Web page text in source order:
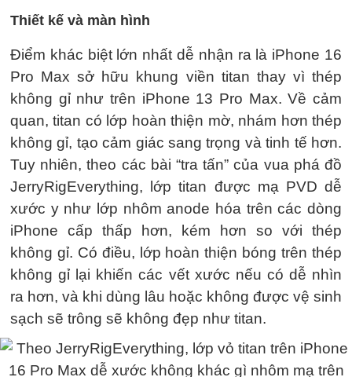
Thiết kế và màn hình
Điểm khác biệt lớn nhất dễ nhận ra là iPhone 16
Pro Max sở hữu khung viền titan thay vì thép
không gỉ như trên iPhone 13 Pro Max. Về cảm
quan, titan có lớp hoàn thiện mờ, nhám hơn thép
không gỉ, tạo cảm giác sang trọng và tinh tế hơn.
Tuy nhiên, theo các bài “tra tấn” của vua phá đồ
JerryRigEverything, lớp titan được mạ PVD dễ
xước y như lớp nhôm anode hóa trên các dòng
iPhone cấp thấp hơn, kém hơn so với thép
không gỉ. Có điều, lớp hoàn thiện bóng trên thép
không gỉ lại khiến các vết xước nếu có dễ nhìn
ra hơn, và khi dùng lâu hoặc không được vệ sinh
sạch sẽ trông sẽ không đẹp như titan.